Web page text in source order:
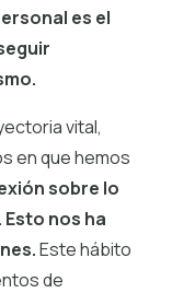
es el
vital,
en que hemos
sobre lo
nos ha
Este hábito
de